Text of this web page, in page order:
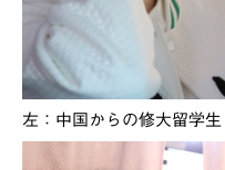
左：中国からの修大留学